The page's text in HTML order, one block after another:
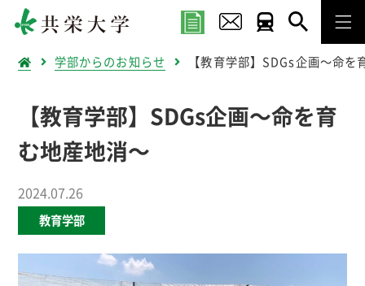
学部からのお知らせ 【教育学部】SDGs企画～命を
【教育学部】SDGs企画～命を育
む地産地消～
2024.07.26
教育学部